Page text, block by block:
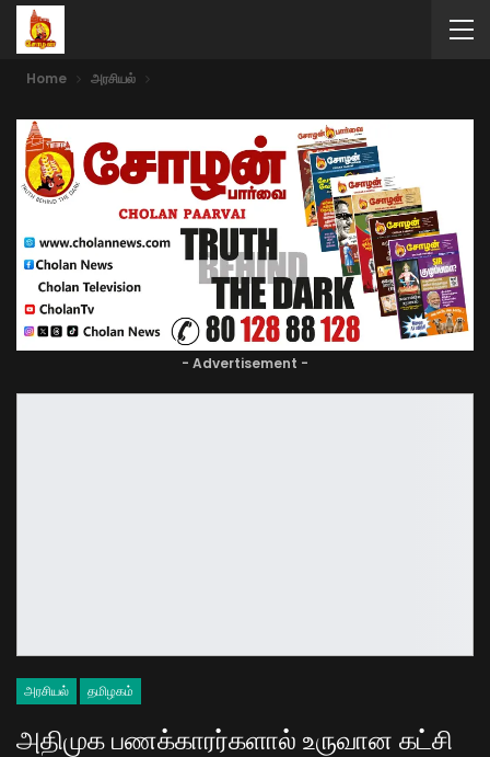
Home அரசியல்
- Advertisement -
அரசியல் தமிழகம்
அதிமுக பணக்காரர்களால் உருவான கட்சி